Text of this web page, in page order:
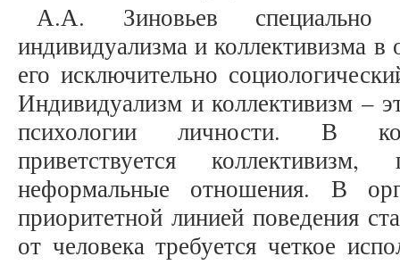
А.А. Зиновьев специально
индивидуализма и коллективизма
его исключительно
Индивидуализм и коллективизм –
психологии личности. В
приветствуется
неформальные отношения. В
приоритетной линией поведения
от человека требуется четкое